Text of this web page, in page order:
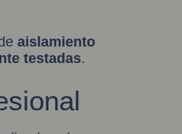
aislamiento
testadas.